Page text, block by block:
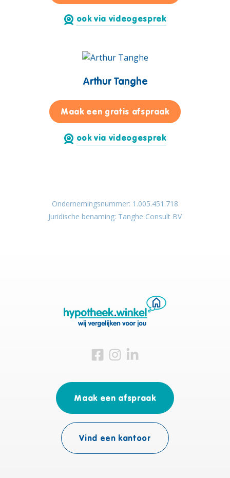
ook via videogesprek
Arthur Tanghe
Maak een gratis afspraakvoor Arthur
ook via videogesprek
Ondernemingsnummer: 1.005.451.718
Juridische benaming: Tanghe Consult BV
Bezoek ons op Facebook
Bezoek ons op Instagram
Bezoek ons op Linkedin
Maak een afspraak
Vind een kantoor